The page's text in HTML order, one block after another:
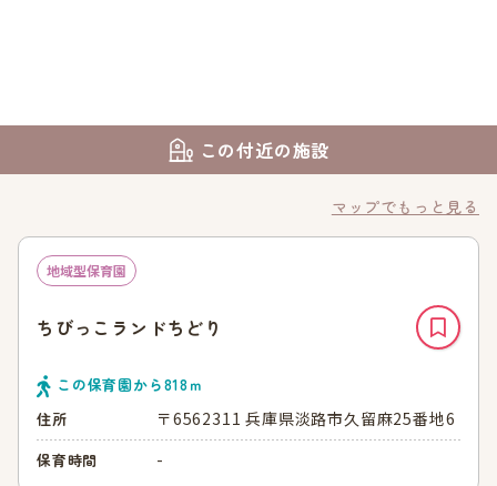
この付近の施設
マップでもっと見る
地域型保育園
ちびっこランドちどり
この保育園から818ｍ
住所
〒6562311 兵庫県淡路市久留麻25番地6
保育時間 -